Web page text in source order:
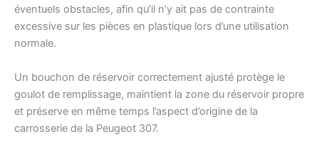
éventuels obstacles, afin qu’il n’y ait pas de contrainte
excessive sur les pièces en plastique lors d’une utilisation
normale.
Un bouchon de réservoir correctement ajusté protège le
goulot de remplissage, maintient la zone du réservoir propre
et préserve en même temps l’aspect d’origine de la
carrosserie de la Peugeot 307.